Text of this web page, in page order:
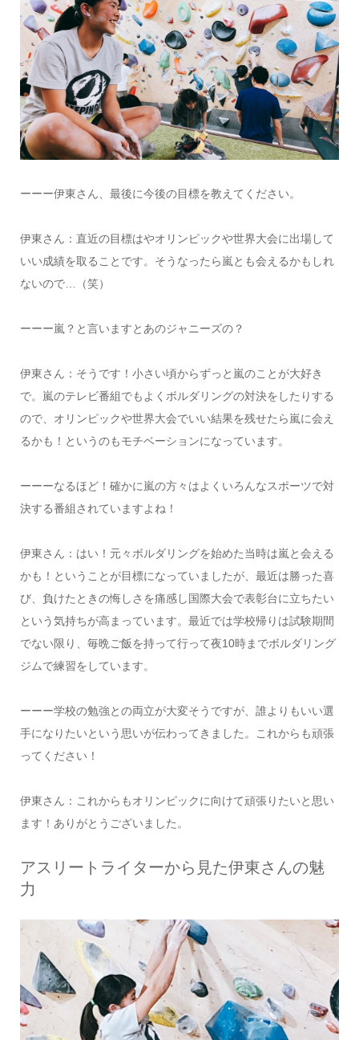
ーーー伊東さん、最後に今後の目標を教えてください。
伊東さん：直近の目標はやオリンピックや世界大会に出場して
いい成績を取ることです。そうなったら嵐とも会えるかもしれ
ないので…（笑）
ーーー嵐？と言いますとあのジャニーズの？
伊東さん：そうです！小さい頃からずっと嵐のことが大好き
で。嵐のテレビ番組でもよくボルダリングの対決をしたりする
ので、オリンピックや世界大会でいい結果を残せたら嵐に会え
るかも！というのもモチベーションになっています。
ーーーなるほど！確かに嵐の方々はよくいろんなスポーツで対
決する番組されていますよね！
伊東さん：はい！元々ボルダリングを始めた当時は嵐と会える
かも！ということが目標になっていましたが、最近は勝った喜
び、負けたときの悔しさを痛感し国際大会で表彰台に立ちたい
という気持ちが高まっています。最近では学校帰りは試験期間
でない限り、毎晩ご飯を持って行って夜10時までボルダリング
ジムで練習をしています。
ーーー学校の勉強との両立が大変そうですが、誰よりもいい選
手になりたいという思いが伝わってきました。これからも頑張
ってください！
伊東さん：これからもオリンピックに向けて頑張りたいと思い
ます！ありがとうございました。
アスリートライターから見た伊東さんの魅
力